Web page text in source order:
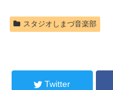
スタジオしまづ音楽部
Twitter